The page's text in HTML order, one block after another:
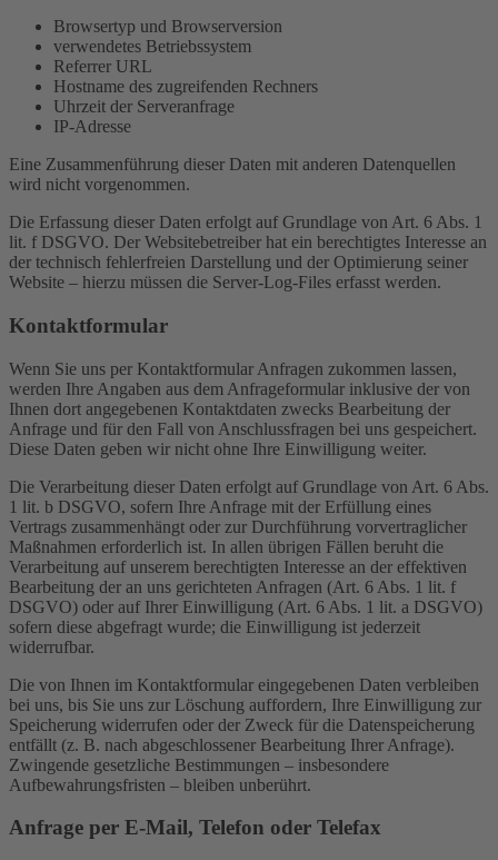
Browsertyp und Browserversion
verwendetes Betriebssystem
Referrer URL
Hostname des zugreifenden Rechners
Uhrzeit der Serveranfrage
IP-Adresse
Eine Zusammenführung dieser Daten mit anderen Datenquellen
wird nicht vorgenommen.
Die Erfassung dieser Daten erfolgt auf Grundlage von Art. 6 Abs. 1
lit. f DSGVO. Der Websitebetreiber hat ein berechtigtes Interesse an
der technisch fehlerfreien Darstellung und der Optimierung seiner
Website – hierzu müssen die Server-Log-Files erfasst werden.
Kontaktformular
Wenn Sie uns per Kontaktformular Anfragen zukommen lassen,
werden Ihre Angaben aus dem Anfrageformular inklusive der von
Ihnen dort angegebenen Kontaktdaten zwecks Bearbeitung der
Anfrage und für den Fall von Anschlussfragen bei uns gespeichert.
Diese Daten geben wir nicht ohne Ihre Einwilligung weiter.
Die Verarbeitung dieser Daten erfolgt auf Grundlage von Art. 6 Abs.
1 lit. b DSGVO, sofern Ihre Anfrage mit der Erfüllung eines
Vertrags zusammenhängt oder zur Durchführung vorvertraglicher
Maßnahmen erforderlich ist. In allen übrigen Fällen beruht die
Verarbeitung auf unserem berechtigten Interesse an der effektiven
Bearbeitung der an uns gerichteten Anfragen (Art. 6 Abs. 1 lit. f
DSGVO) oder auf Ihrer Einwilligung (Art. 6 Abs. 1 lit. a DSGVO)
sofern diese abgefragt wurde; die Einwilligung ist jederzeit
widerrufbar.
Die von Ihnen im Kontaktformular eingegebenen Daten verbleiben
bei uns, bis Sie uns zur Löschung auffordern, Ihre Einwilligung zur
Speicherung widerrufen oder der Zweck für die Datenspeicherung
entfällt (z. B. nach abgeschlossener Bearbeitung Ihrer Anfrage).
Zwingende gesetzliche Bestimmungen – insbesondere
Aufbewahrungsfristen – bleiben unberührt.
Anfrage per E-Mail, Telefon oder Telefax